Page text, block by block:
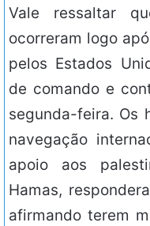
Vale ressaltar
ocorreram logo
pelos Estados
de comando e
segunda-feira. Os
navegação
apoio aos
Hamas,
afirmando terem